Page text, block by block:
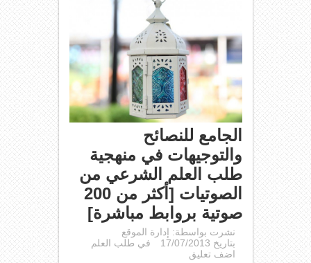
الجامع للنصائح
والتوجيهات في منهجية
طلب العلم الشرعي من
الصوتيات [أكثر من 200
صوتية بروابط مباشرة]
نشرت بواسطة: إدارة الموقع
بتاريخ 17/07/2013
في طلب العلم
اضف تعليق